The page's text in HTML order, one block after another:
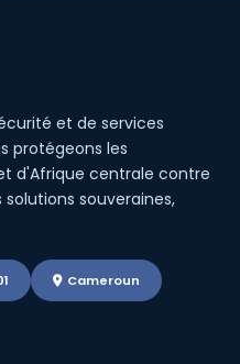
et de services
protégeons les
d'Afrique centrale contre
souveraines,
Cameroun